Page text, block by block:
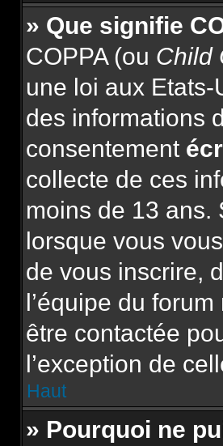
» Que signifie
COPPA (ou Child
une loi aux
des informations
consentement
collecte de ces
moins de 13 ans.
lorsque vous
de vous inscrire,
l’équipe du
être contactée
l’exception de
Haut
» Pourquoi ne